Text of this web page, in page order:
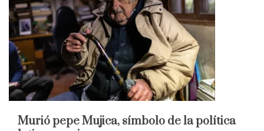
Murió pepe Mujica, símbolo de la política